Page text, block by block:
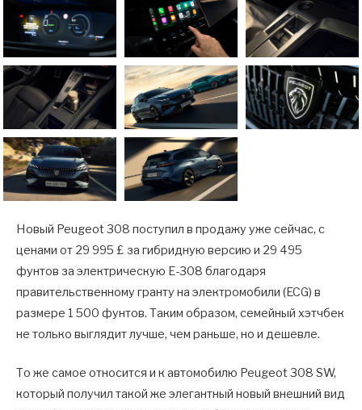
Новый Peugeot 308 поступил в продажу уже сейчас, с
ценами от 29 995 £ за гибридную версию и 29 495
фунтов за электрическую E-308 благодаря
правительственному гранту на электромобили (ECG) в
размере 1 500 фунтов. Таким образом, семейный хэтчбек
не только выглядит лучше, чем раньше, но и дешевле.
То же самое относится и к автомобилю Peugeot 308 SW,
который получил такой же элегантный новый внешний вид